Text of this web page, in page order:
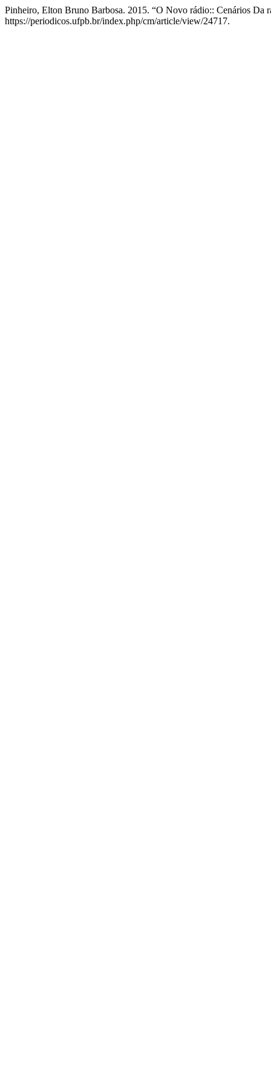
Pinheiro, Elton Bruno Barbosa. 2015. “O Novo rádio:: Cenários Da
https://periodicos.ufpb.br/index.php/cm/article/view/24717.